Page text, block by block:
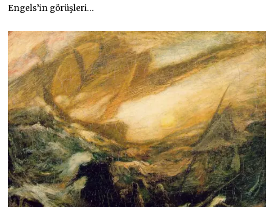
Engels’in görüşleri…